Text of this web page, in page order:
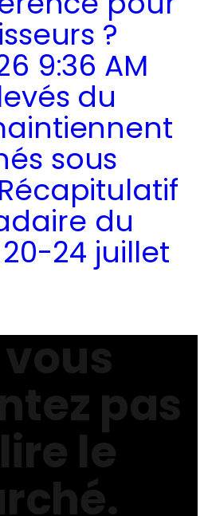
?
9:36 AM
du
sous
du
24 juillet
pas
le